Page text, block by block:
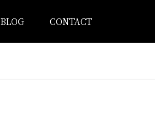
BLOG CONTACT